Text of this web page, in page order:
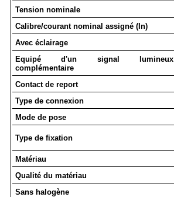
Tension nominale
Calibre/courant nominal assigné (In)
Avec éclairage
Equipé d'un signal lumineux
complémentaire
Contact de report
Type de connexion
Mode de pose
Type de fixation
Matériau
Qualité du matériau
Sans halogène